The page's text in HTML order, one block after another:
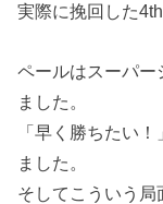
実際に挽回した
ペールはスーパー
ました。
「早く勝ちたい
ました。
そしてこういう